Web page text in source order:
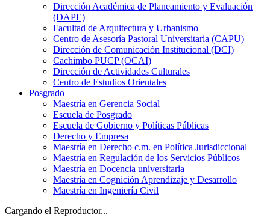
Dirección Académica de Planeamiento y Evaluación
(DAPE)
Facultad de Arquitectura y Urbanismo
Centro de Asesoría Pastoral Universitaria (CAPU)
Dirección de Comunicación Institucional (DCI)
Cachimbo PUCP (OCAI)
Dirección de Actividades Culturales
Centro de Estudios Orientales
Posgrado
Maestría en Gerencia Social
Escuela de Posgrado
Escuela de Gobierno y Políticas Públicas
Derecho y Empresa
Maestría en Derecho c.m. en Política Jurisdiccional
Maestría en Regulación de los Servicios Públicos
Maestría en Docencia universitaria
Maestría en Cognición Aprendizaje y Desarrollo
Maestría en Ingeniería Civil
Cargando el Reproductor...